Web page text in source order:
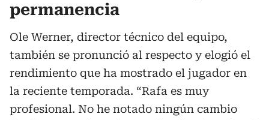
permanencia
Ole Werner, director técnico del equipo,
también se pronunció al respecto y elogió el
rendimiento que ha mostrado el jugador en
la reciente temporada. “Rafa es muy
profesional. No he notado ningún cambio